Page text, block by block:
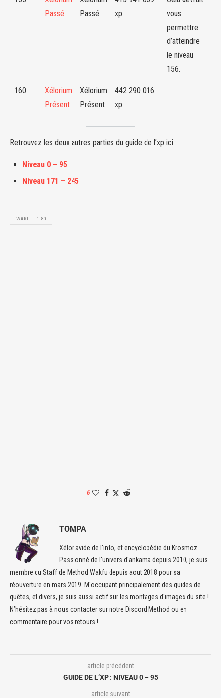
Passé
Passé
xp
vous
permettre
d’atteindre
le niveau
156.
160
Xélorium
Présent
Xélorium
Présent
442 290 016
xp
Retrouvez les deux autres parties du guide de l’xp ici :
Niveau 0 – 95
Niveau 171 – 245
WAKFU : 1.80
6
TOMPA
Xélor avide de l'info, et encyclopédie du Krosmoz.
Passionné de l'univers d'ankama depuis 2010, je suis
membre du Staff de Method Wakfu depuis aout 2018 pour sa
réouverture en mars 2019. M'occupant principalement des guides de
quêtes, et divers, je suis aussi actif sur les montages d'images du site !
N’hésitez pas à nous contacter sur notre Discord Method ou en
commentaire pour vos retours !
article précédent
GUIDE DE L’XP : NIVEAU 0 – 95
article suivant